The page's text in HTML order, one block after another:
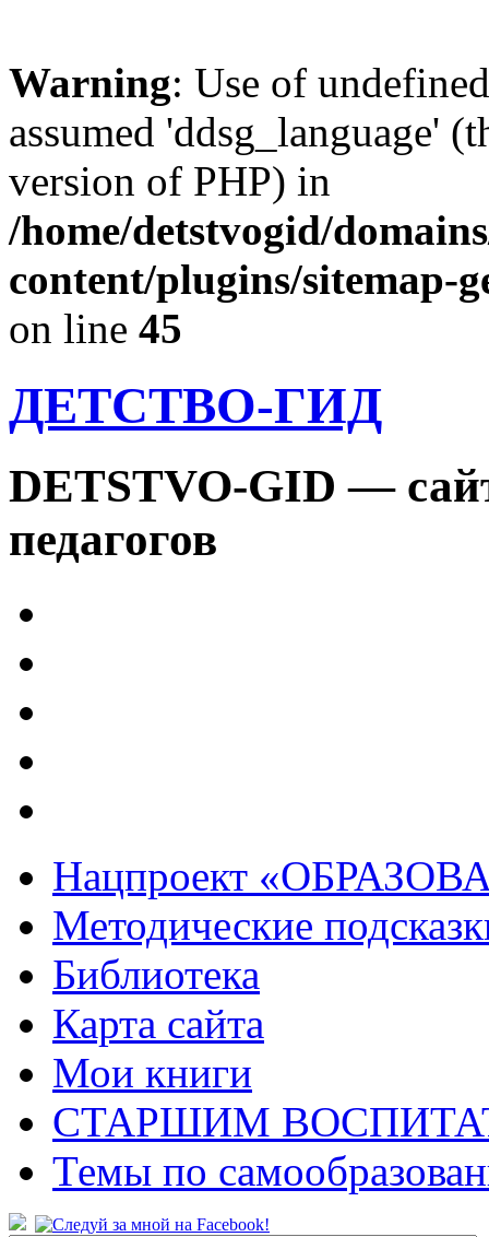
Warning: Use of
assumed 'ddsg_language'
version of PHP) in
/home/detstvogid/
content/plugins/sitemap-
on line 45
ДЕТСТВО-ГИД
DETSTVO-GID —
педагогов
Нацпроект
Методические
Библиотека
Карта сайта
Мои книги
СТАРШИМ
Темы по